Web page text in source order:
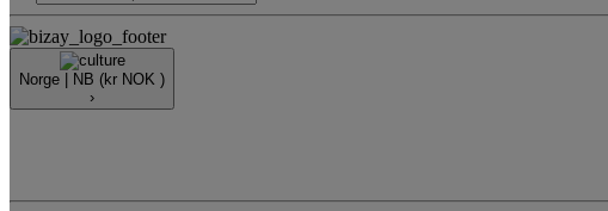
Norge | NB (kr NOK )
›